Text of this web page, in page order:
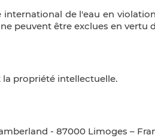
de l'eau en
peuvent être exclues en vertu
propriété intellectuelle.
- 87000 Limoges –